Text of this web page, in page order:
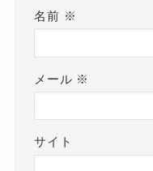
名前 ※
メール ※
サイト